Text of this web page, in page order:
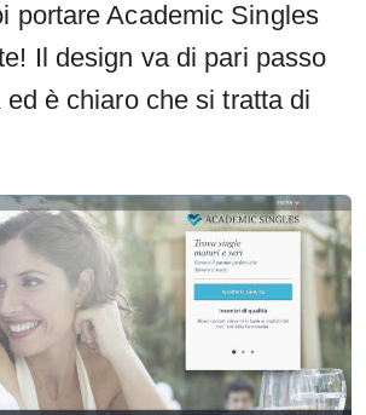
portare Academic Singles
Il design va di pari passo
è chiaro che si tratta di